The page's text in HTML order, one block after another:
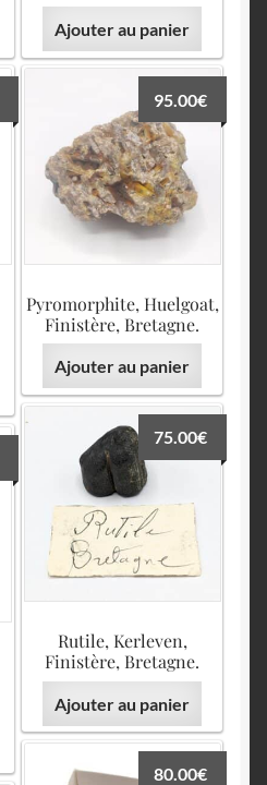
Ajouter au panier
Pyromorphite, Huelgoat,
Finistère, Bretagne.
95.00€
Ajouter au panier
Rutile, Kerleven,
Finistère, Bretagne.
75.00€
Ajouter au panier
80.00€